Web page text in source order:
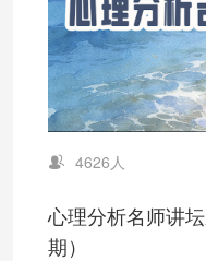
4626人
心理分析名师讲
期）